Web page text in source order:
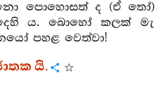
පොහොසත් ද (ඒ තෝ)
ය. බොහෝ කලක් මැ
පහළ වෙත්වා!
යි.